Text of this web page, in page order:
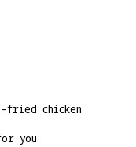
fried chicken
you